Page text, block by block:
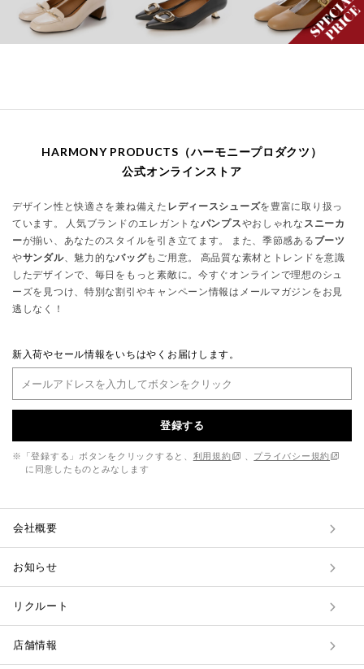
HARMONY PRODUCTS（ハーモニープロダクツ）
公式オンラインストア
デザイン性と快適さを兼ね備えた レディースシューズを豊富に取り扱っ
ています。 人気ブランドのエレガントなパンプスやおしゃれな スニーカ
ーが揃い、あなたのスタイルを引き立てます。 また、季節感ある ブーツ
やサンダル、魅力的なバッグもご用意。 高品質な素材とトレンドを意識
したデザインで、毎日をもっと素敵に。今すぐオンラインで理想のシュ
ーズを見つけ、特別な割引やキャンペーン情報はメールマガジンをお見
逃しなく！
新入荷やセール情報をいちはやくお届けします。
登録する
※「登録する」ボタンをクリックすると、 利用規約
プライバシー規約
に同意したものとみなします
会社概要
お知らせ
リクルート
店舗情報